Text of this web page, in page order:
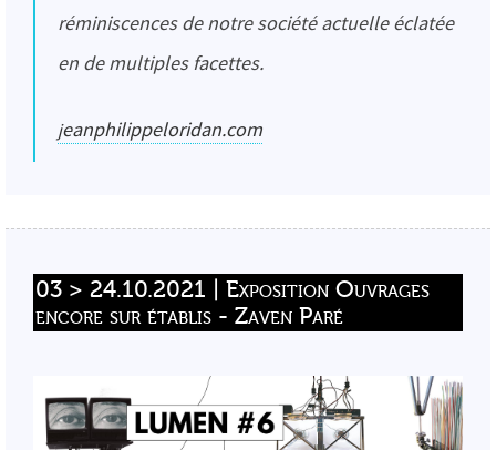
réminiscences de notre société actuelle éclatée
en de multiples facettes.
jeanphilippeloridan.com
03 > 24.10.2021 | Exposition Ouvrages
encore sur établis - Zaven Paré